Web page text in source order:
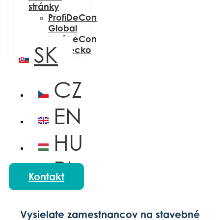
stránky
ProfiDeCon
Global
ProfiDeCon
Nemecko
SK
CZ
EN
HU
PL
Kontakt
Vysielate zamestnancov na stavebné